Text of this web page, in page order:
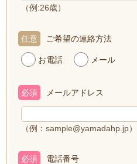
（例:26歳）
ご希望の連絡方法
任意
お電話 メール
メールアドレス
必須
（例：sample@yamadahp.jp）
電話番号
必須